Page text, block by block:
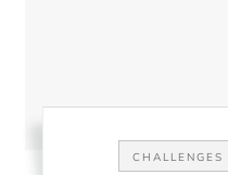
CHALLENGES